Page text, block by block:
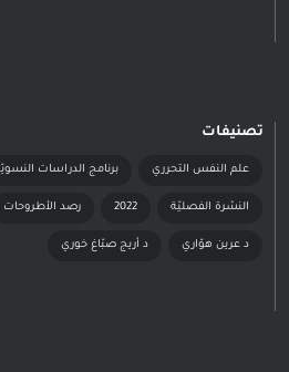
تصنيفات
علم النفس التحرري برنامج الدراسات
النشرة الفصليّة 2022 رصد الأطروحات
د عرين هوّاري د أريج صبّاغ خوري